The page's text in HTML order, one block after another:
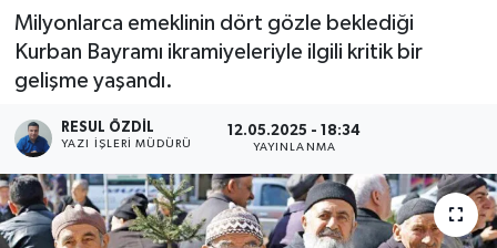
Milyonlarca emeklinin dört gözle beklediği
Kurban Bayramı ikramiyeleriyle ilgili kritik bir
gelişme yaşandı.
RESUL ÖZDIL
YAZI İŞLERI MÜDÜRÜ
12.05.2025 - 18:34
YAYINLANMA